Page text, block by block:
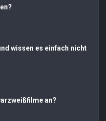
wissen es einfach nicht
an?